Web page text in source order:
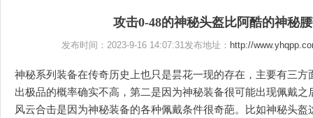
攻击0-48的神秘头盔比阿酷的神秘
发布时间：2023-9-16 14:07:31发布地址： http://
神秘系列装备在传奇历史上也只是昙花一现的存在，主要有三
出极品的概率确实不高，第二是因为神秘装备很可能出现佩戴
风云合击是因为神秘装备的各种佩戴条件很奇葩。比如神秘头